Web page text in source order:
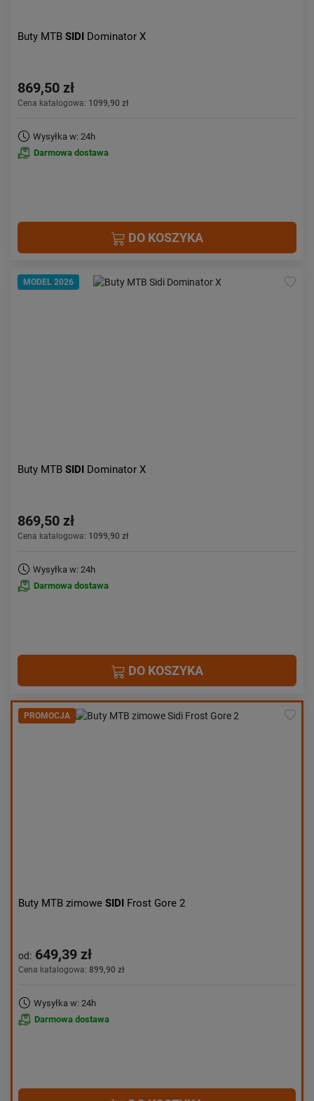
Buty MTB SIDI Dominator X
869,50 zł
Cena katalogowa: 1099,90 zł
Wysyłka w: 24h
Darmowa dostawa
DO KOSZYKA
MODEL 2026
Buty MTB SIDI Dominator X
869,50 zł
Cena katalogowa: 1099,90 zł
Wysyłka w: 24h
Darmowa dostawa
DO KOSZYKA
PROMOCJA
Buty MTB zimowe SIDI Frost Gore 2
od: 649,39 zł
Cena katalogowa: 899,90 zł
Wysyłka w: 24h
Darmowa dostawa